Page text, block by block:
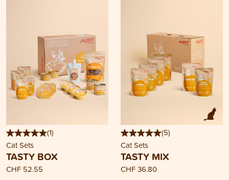
(1)
Cat Sets
TASTY BOX
CHF 52.55
(5)
Cat Sets
TASTY MIX
CHF 36.80